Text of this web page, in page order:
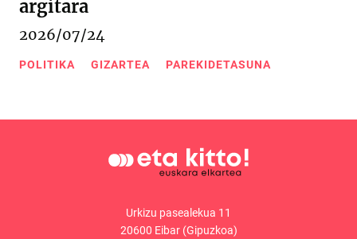
argitara
2026/07/24
POLITIKA GIZARTEA PAREKIDETASUNA
Urkizu pasealekua 11
20600 Eibar (Gipuzkoa)